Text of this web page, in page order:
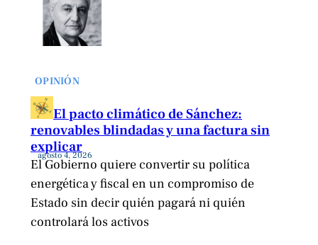
OPINIÓN
El pacto climático de Sánchez:
renovables blindadas y una factura sin
explicar
agosto 4, 2026
El Gobierno quiere convertir su política
energética y fiscal en un compromiso de
Estado sin decir quién pagará ni quién
controlará los activos